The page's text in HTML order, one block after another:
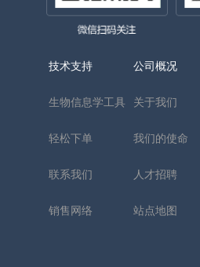
技术支持
生物信息学工具
轻松下单
联系我们
销售网络
公司概况
关于我们
我们的使命
人才招聘
站点地图